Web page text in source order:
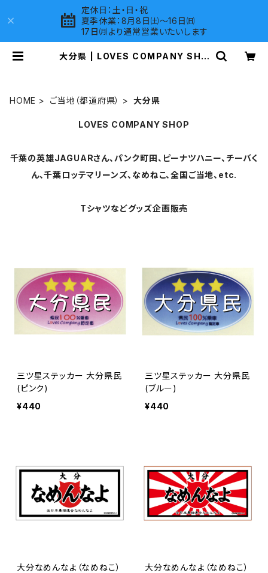
定休日：土・日・祝
夏季休業：8月8日㈯～16日㈰
17日㈪より通常営業いたいします
大分県 | LOVES COMPANY SHO
HOME ご当地（都道府県） 大分県
LOVES COMPANY SHOP
千葉の英雄JAGUARさん、パンク町田、ピーナツハニー、チーバく
ん、千葉ロッテマリーンズ、なめねこ、全国ご当地、etc.
Tシャツなどグッズ企画販売
三ツ星ステッカー 大分県民
(ピンク)
¥440
三ツ星ステッカー 大分県民
(ブルー)
¥440
大分なめんなよ（なめねこ）
大分なめんなよ（なめねこ）